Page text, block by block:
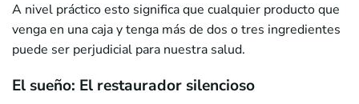
A nivel práctico esto significa que cualquier producto que
venga en una caja y tenga más de dos o tres ingredientes
puede ser perjudicial para nuestra salud.
El sueño: El restaurador silencioso